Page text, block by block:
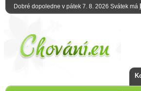
Dobré dopoledne v pátek 7. 8. 2026 Svátek má